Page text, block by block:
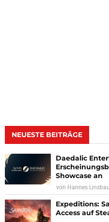
NEUESTE BEITRÄGE
Daedalic
Showcase an
von Hannes
Expeditions:
Access auf